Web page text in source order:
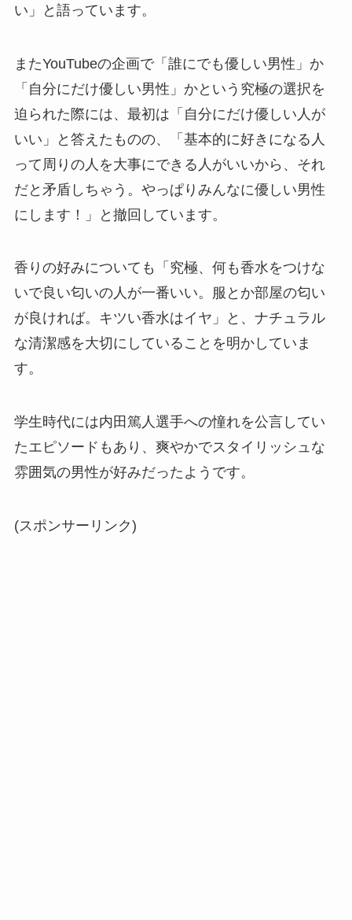
い」と語っています。
またYouTubeの企画で「誰にでも優しい男性」か
「自分にだけ優しい男性」かという究極の選択を
迫られた際には、最初は「自分にだけ優しい人が
いい」と答えたものの、「基本的に好きになる人
って周りの人を大事にできる人がいいから、それ
だと矛盾しちゃう。やっぱりみんなに優しい男性
にします！」と撤回しています。
香りの好みについても「究極、何も香水をつけな
いで良い匂いの人が一番いい。服とか部屋の匂い
が良ければ。キツい香水はイヤ」と、ナチュラル
な清潔感を大切にしていることを明かしていま
す。
学生時代には内田篤人選手への憧れを公言してい
たエピソードもあり、爽やかでスタイリッシュな
雰囲気の男性が好みだったようです。
(スポンサーリンク)